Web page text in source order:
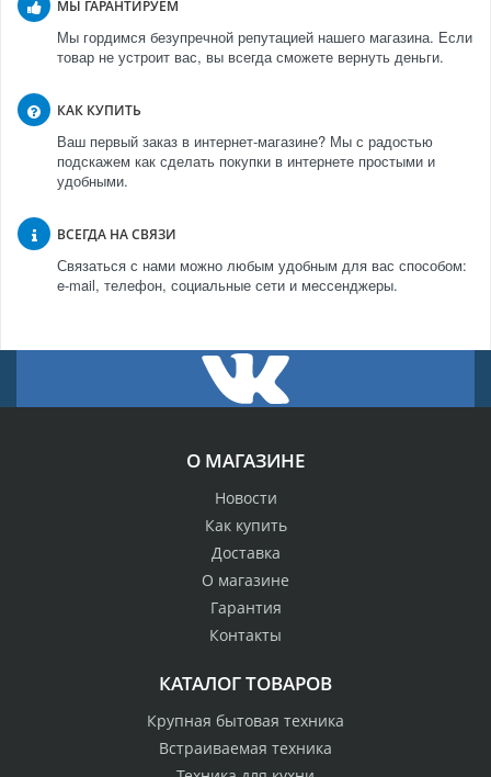
МЫ ГАРАНТИРУЕМ
Мы гордимся безупречной репутацией нашего магазина. Если
товар не устроит вас, вы всегда сможете вернуть деньги.
КАК КУПИТЬ
Ваш первый заказ в интернет-магазине? Мы с радостью
подскажем как сделать покупки в интернете простыми и
удобными.
ВСЕГДА НА СВЯЗИ
Связаться с нами можно любым удобным для вас способом:
e-mail, телефон, социальные сети и мессенджеры.
О МАГАЗИНЕ
Новости
Как купить
Доставка
О магазине
Гарантия
Контакты
КАТАЛОГ ТОВАРОВ
Крупная бытовая техника
Встраиваемая техника